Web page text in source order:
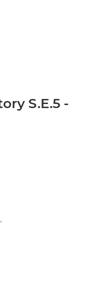
S.E.5 -